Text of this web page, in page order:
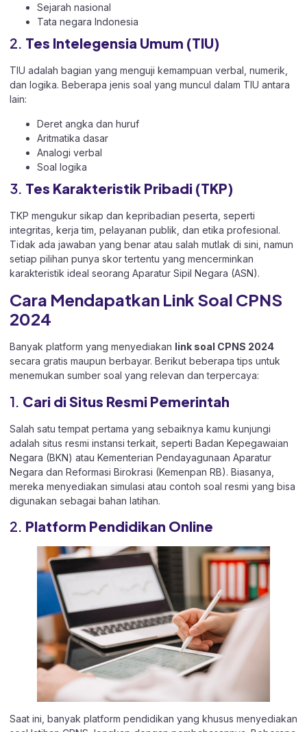
Sejarah nasional
Tata negara Indonesia
2. Tes Intelegensia Umum (TIU)
TIU adalah bagian yang menguji kemampuan verbal, numerik,
dan logika. Beberapa jenis soal yang muncul dalam TIU antara
lain:
Deret angka dan huruf
Aritmatika dasar
Analogi verbal
Soal logika
3. Tes Karakteristik Pribadi (TKP)
TKP mengukur sikap dan kepribadian peserta, seperti
integritas, kerja tim, pelayanan publik, dan etika profesional.
Tidak ada jawaban yang benar atau salah mutlak di sini, namun
setiap pilihan punya skor tertentu yang mencerminkan
karakteristik ideal seorang Aparatur Sipil Negara (ASN).
Cara Mendapatkan Link Soal CPNS
2024
Banyak platform yang menyediakan link soal CPNS 2024
secara gratis maupun berbayar. Berikut beberapa tips untuk
menemukan sumber soal yang relevan dan terpercaya:
1. Cari di Situs Resmi Pemerintah
Salah satu tempat pertama yang sebaiknya kamu kunjungi
adalah situs resmi instansi terkait, seperti Badan Kepegawaian
Negara (BKN) atau Kementerian Pendayagunaan Aparatur
Negara dan Reformasi Birokrasi (Kemenpan RB). Biasanya,
mereka menyediakan simulasi atau contoh soal resmi yang bisa
digunakan sebagai bahan latihan.
2. Platform Pendidikan Online
Saat ini, banyak platform pendidikan yang khusus menyediakan